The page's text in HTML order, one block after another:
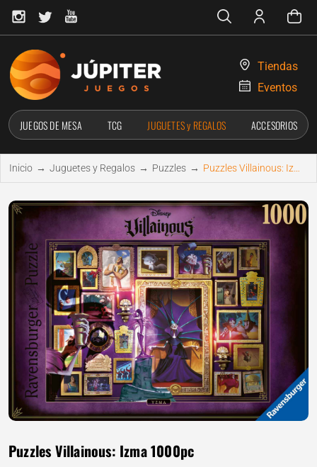
JUEGOS DE MESA TCG JUGUETES y REGALOS ACCESORIOS
Tiendas
Eventos
Inicio → Juguetes y Regalos → Puzzles → Puzzles Villainous: Izma 1000pc
Puzzles Villainous: Izma 1000pc